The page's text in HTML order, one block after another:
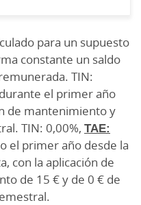
para un supuesto
constante un saldo
TIN:
el primer año
de mantenimiento y
TIN: 0,00%, TAE:
el primer año desde la
con la aplicación de
de 15 € y de 0 € de